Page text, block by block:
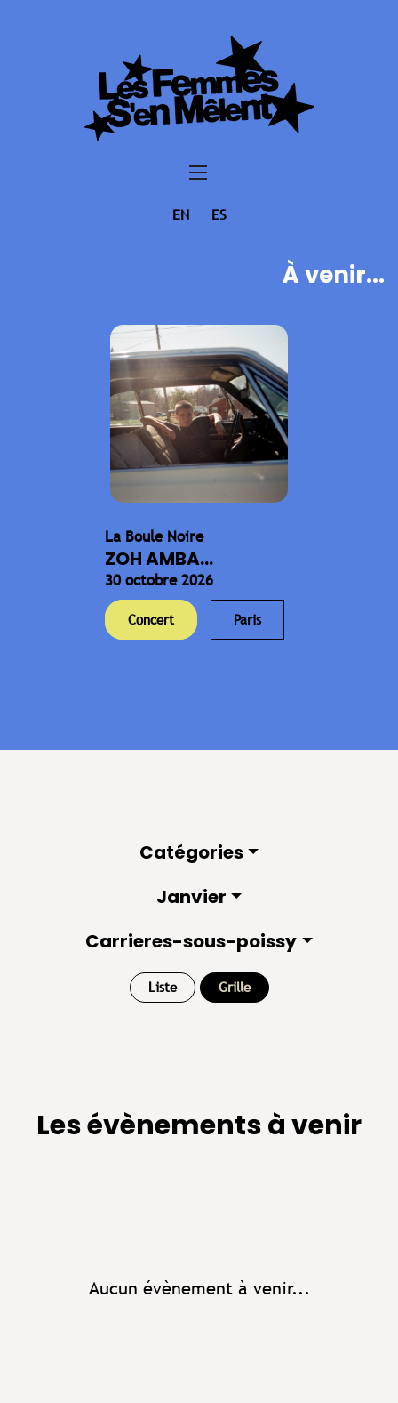
EN ES
À venir...
La Boule Noire
ZOH AMBA...
30 octobre 2026
Concert Paris
Catégories
Janvier
Carrieres-sous-poissy
Liste Grille
Les évènements à venir
Aucun évènement à venir...